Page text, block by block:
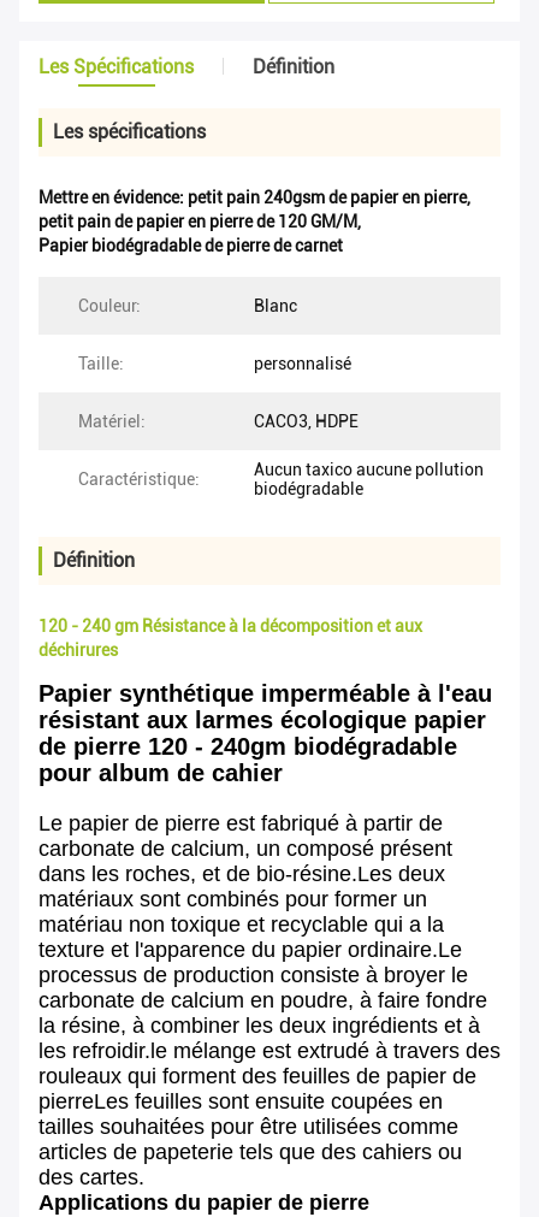
Les Spécifications Définition
Les spécifications
Mettre en évidence: petit pain 240gsm de papier en pierre,
petit pain de papier en pierre de 120 GM/M,
Papier biodégradable de pierre de carnet
Couleur: Blanc
Taille: personnalisé
Matériel: CACO3, HDPE
Caractéristique:
Aucun taxico aucune pollution
biodégradable
Définition
120 - 240 gm Résistance à la décomposition et aux
déchirures
Papier synthétique imperméable à l'eau
résistant aux larmes écologique papier
de pierre 120 - 240gm biodégradable
pour album de cahier
Le papier de pierre est fabriqué à partir de
carbonate de calcium, un composé présent
dans les roches, et de bio-résine.Les deux
matériaux sont combinés pour former un
matériau non toxique et recyclable qui a la
texture et l'apparence du papier ordinaire.Le
processus de production consiste à broyer le
carbonate de calcium en poudre, à faire fondre
la résine, à combiner les deux ingrédients et à
les refroidir.le mélange est extrudé à travers des
rouleaux qui forment des feuilles de papier de
pierreLes feuilles sont ensuite coupées en
tailles souhaitées pour être utilisées comme
articles de papeterie tels que des cahiers ou
des cartes.
Applications du papier de pierre